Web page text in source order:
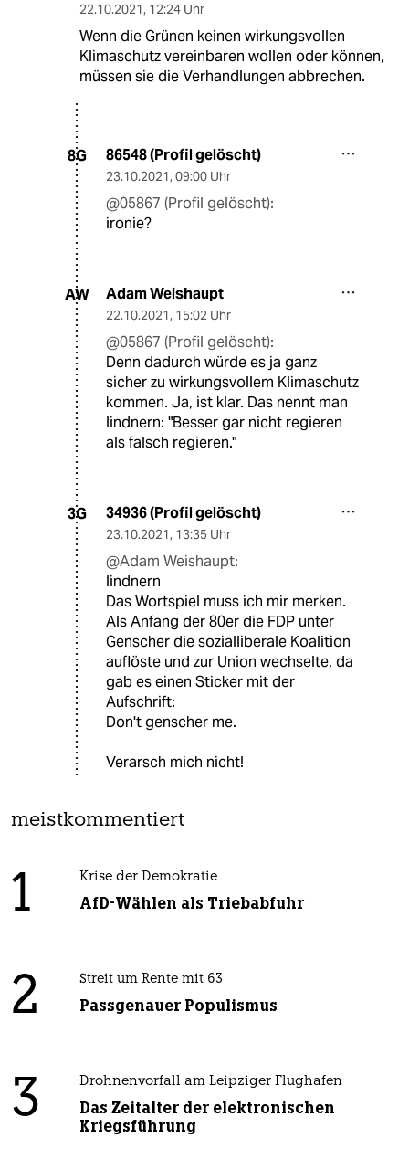
22.10.2021, 12:24 Uhr
Wenn die Grünen keinen wirkungsvollen
Klimaschutz vereinbaren wollen oder können,
müssen sie die Verhandlungen abbrechen.
8G 86548 (Profil gelöscht)
23.10.2021, 09:00 Uhr
@05867 (Profil gelöscht):
ironie?
AW Adam Weishaupt
22.10.2021, 15:02 Uhr
@05867 (Profil gelöscht):
Denn dadurch würde es ja ganz
sicher zu wirkungsvollem Klimaschutz
kommen. Ja, ist klar. Das nennt man
lindnern: "Besser gar nicht regieren
als falsch regieren."
3G 34936 (Profil gelöscht)
23.10.2021, 13:35 Uhr
@Adam Weishaupt:
lindnern
Das Wortspiel muss ich mir merken.
Als Anfang der 80er die FDP unter
Genscher die sozialliberale Koalition
auflöste und zur Union wechselte, da
gab es einen Sticker mit der
Aufschrift:
Don't genscher me.
Verarsch mich nicht!
meistkommentiert
1 Krise der Demokratie
AfD-Wählen als Triebabfuhr
2 Streit um Rente mit 63
Passgenauer Populismus
3 Drohnenvorfall am Leipziger Flughafen
Das Zeitalter der elektronischen
Kriegsführung